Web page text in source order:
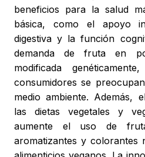
beneficios para la salud
básica, como el apoyo
digestiva y la función
demanda de fruta en
modificada
consumidores se
medio ambiente. Además,
las dietas vegetales y
aumente el uso de
aromatizantes y colorantes